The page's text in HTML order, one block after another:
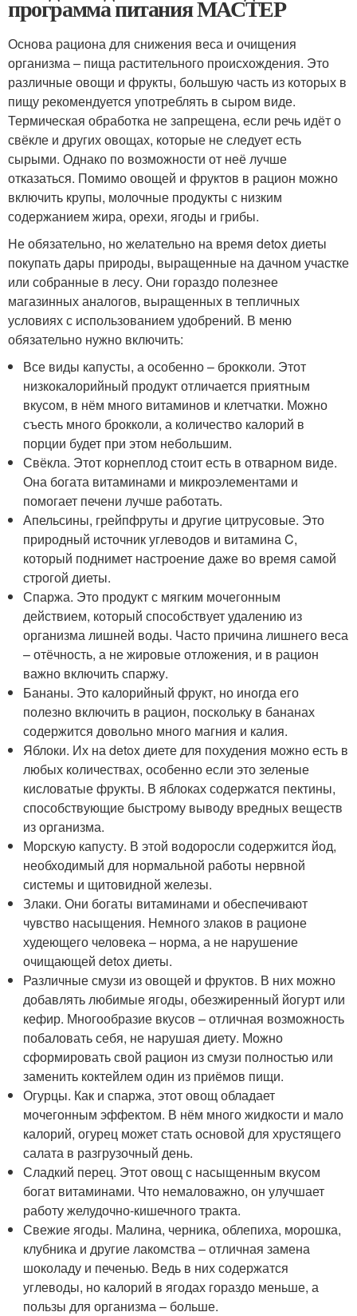
программа питания МАСТЕР
Основа рациона для снижения веса и очищения
организма – пища растительного происхождения. Это
различные овощи и фрукты, большую часть из которых в
пищу рекомендуется употреблять в сыром виде.
Термическая обработка не запрещена, если речь идёт о
свёкле и других овощах, которые не следует есть
сырыми. Однако по возможности от неё лучше
отказаться. Помимо овощей и фруктов в рацион можно
включить крупы, молочные продукты с низким
содержанием жира, орехи, ягоды и грибы.
Не обязательно, но желательно на время detox диеты
покупать дары природы, выращенные на дачном участке
или собранные в лесу. Они гораздо полезнее
магазинных аналогов, выращенных в тепличных
условиях с использованием удобрений. В меню
обязательно нужно включить:
Все виды капусты, а особенно – брокколи. Этот
низкокалорийный продукт отличается приятным
вкусом, в нём много витаминов и клетчатки. Можно
съесть много брокколи, а количество калорий в
порции будет при этом небольшим.
Свёкла. Этот корнеплод стоит есть в отварном виде.
Она богата витаминами и микроэлементами и
помогает печени лучше работать.
Апельсины, грейпфруты и другие цитрусовые. Это
природный источник углеводов и витамина C,
который поднимет настроение даже во время самой
строгой диеты.
Спаржа. Это продукт с мягким мочегонным
действием, который способствует удалению из
организма лишней воды. Часто причина лишнего веса
– отёчность, а не жировые отложения, и в рацион
важно включить спаржу.
Бананы. Это калорийный фрукт, но иногда его
полезно включить в рацион, поскольку в бананах
содержится довольно много магния и калия.
Яблоки. Их на detox диете для похудения можно есть в
любых количествах, особенно если это зеленые
кисловатые фрукты. В яблоках содержатся пектины,
способствующие быстрому выводу вредных веществ
из организма.
Морскую капусту. В этой водоросли содержится йод,
необходимый для нормальной работы нервной
системы и щитовидной железы.
Злаки. Они богаты витаминами и обеспечивают
чувство насыщения. Немного злаков в рационе
худеющего человека – норма, а не нарушение
очищающей detox диеты.
Различные смузи из овощей и фруктов. В них можно
добавлять любимые ягоды, обезжиренный йогурт или
кефир. Многообразие вкусов – отличная возможность
побаловать себя, не нарушая диету. Можно
сформировать свой рацион из смузи полностью или
заменить коктейлем один из приёмов пищи.
Огурцы. Как и спаржа, этот овощ обладает
мочегонным эффектом. В нём много жидкости и мало
калорий, огурец может стать основой для хрустящего
салата в разгрузочный день.
Сладкий перец. Этот овощ с насыщенным вкусом
богат витаминами. Что немаловажно, он улучшает
работу желудочно-кишечного тракта.
Свежие ягоды. Малина, черника, облепиха, морошка,
клубника и другие лакомства – отличная замена
шоколаду и печенью. Ведь в них содержатся
углеводы, но калорий в ягодах гораздо меньше, а
пользы для организма – больше.